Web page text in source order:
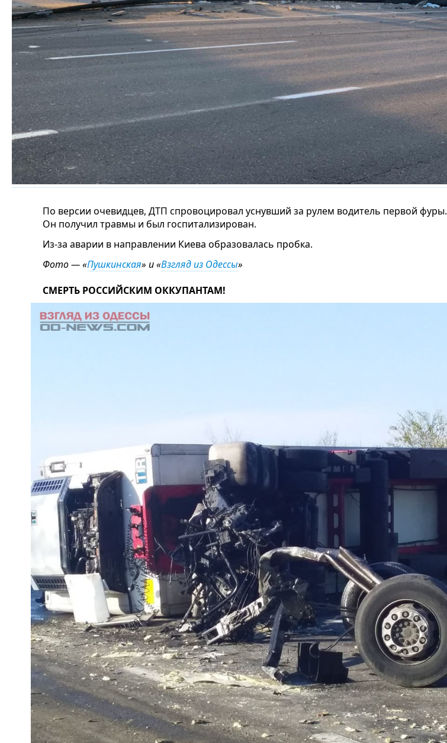
По версии очевидцев, ДТП спровоцировал уснувший за рулем водитель первой фуры.
Он получил травмы и был госпитализирован.
Из-за аварии в направлении Киева образовалась пробка.
Фото — «Пушкинская» и «Взгляд из Одессы»
СМЕРТЬ РОССИЙСКИМ ОККУПАНТАМ!